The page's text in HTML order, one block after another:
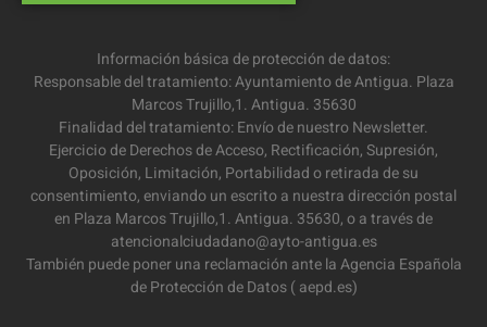
Información básica de protección de datos:
Responsable del tratamiento: Ayuntamiento de Antigua. Plaza
Marcos Trujillo,1. Antigua. 35630
Finalidad del tratamiento: Envío de nuestro Newsletter.
Ejercicio de Derechos de Acceso, Rectificación, Supresión,
Oposición, Limitación, Portabilidad o retirada de su
consentimiento, enviando un escrito a nuestra dirección postal
en Plaza Marcos Trujillo,1. Antigua. 35630, o a través de
atencionalciudadano@ayto-antigua.es
También puede poner una reclamación ante la Agencia Española
de Protección de Datos ( aepd.es)